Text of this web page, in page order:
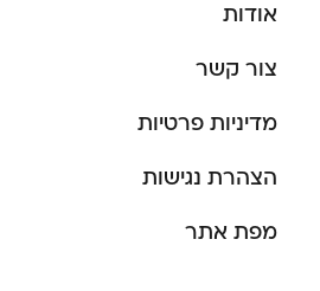
אודות
צור קשר
מדיניות פרטיות
הצהרת נגישות
מפת אתר